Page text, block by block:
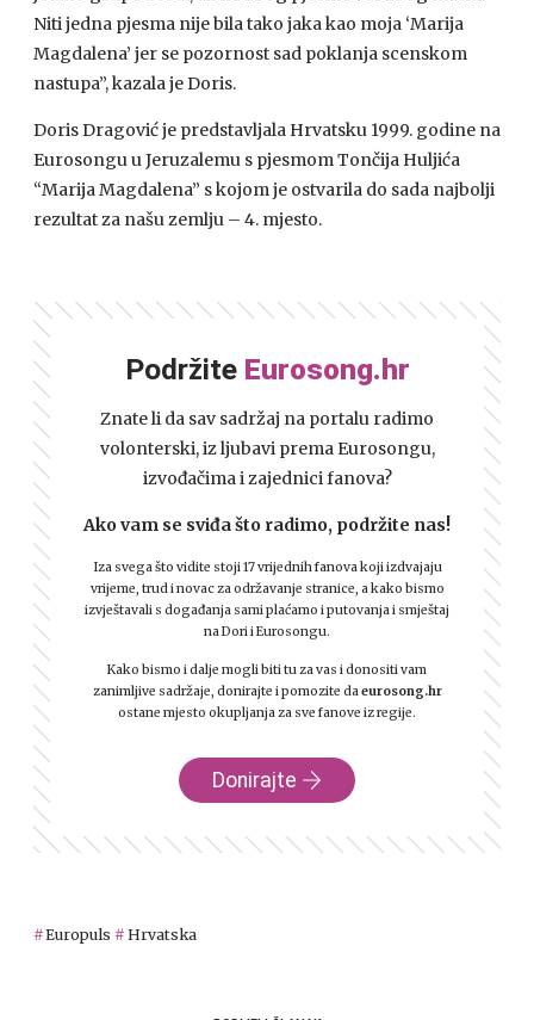
Niti jedna pjesma nije bila tako jaka kao moja ‘Marija
Magdalena’ jer se pozornost sad poklanja scenskom
nastupa”, kazala je Doris.
Doris Dragović je predstavljala Hrvatsku 1999. godine na
Eurosongu u Jeruzalemu s pjesmom Tončija Huljića
“Marija Magdalena” s kojom je ostvarila do sada najbolji
rezultat za našu zemlju – 4. mjesto.
Podržite Eurosong.hr
Znate li da sav sadržaj na portalu radimo
volonterski, iz ljubavi prema Eurosongu,
izvođačima i zajednici fanova?
Ako vam se sviđa što radimo, podržite nas!
Iza svega što vidite stoji 17 vrijednih fanova koji izdvajaju
vrijeme, trud i novac za održavanje stranice, a kako bismo
izvještavali s događanja sami plaćamo i putovanja i smještaj
na Dori i Eurosongu.
Kako bismo i dalje mogli biti tu za vas i donositi vam
zanimljive sadržaje, donirajte i pomozite daeurosong.hr
ostane mjesto okupljanja za sve fanove iz regije.
Donirajte
Europuls Hrvatska